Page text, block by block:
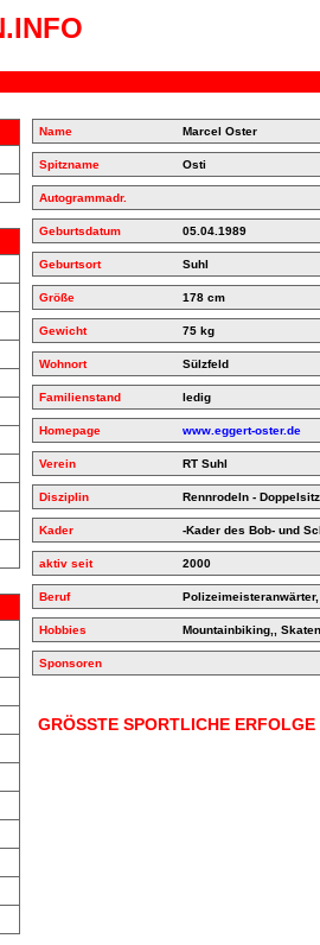
Name Marcel Oster
Spitzname Osti
Autogrammadr.
Geburtsdatum 05.04.1989
Geburtsort Suhl
Größe 178 cm
Gewicht 75 kg
Wohnort Sülzfeld
Familienstand ledig
Homepage www.eggert-oster.de
Verein RT Suhl
Disziplin Rennrodeln -
Kader -Kader des Bob- und
aktiv seit 2000
Beruf
Hobbies Mountainbiking,,
Sponsoren
GRÖSSTE SPORTLICHE ERFOLGE